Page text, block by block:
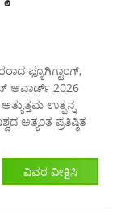
ಫ್ಯೂಗಿಗ್ಟಾಂಗ್,
ಅವಾರ್ಡ್ 2026
ಉತ್ಪನ್ನ
ಅತ್ಯಂತ ಪ್ರತಿಷ್ಠಿತ
ವಿವರ ವೀಕ್ಷಿಸಿ